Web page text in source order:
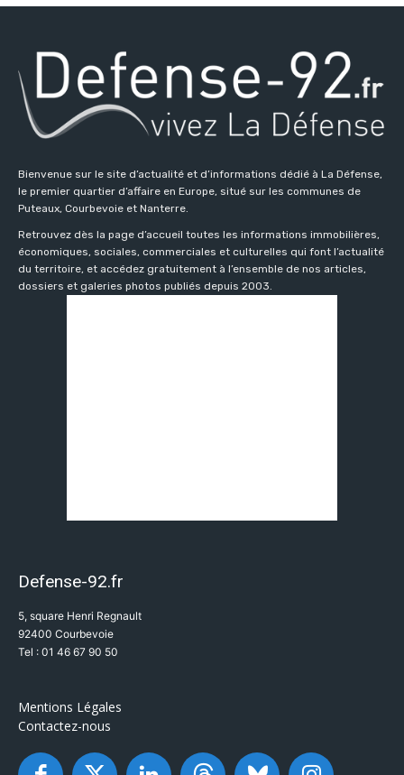
Bienvenue sur le site d’actualité et d’informations dédié à La Défense,
le premier quartier d’affaire en Europe, situé sur les communes de
Puteaux, Courbevoie et Nanterre.
Retrouvez dès la page d’accueil toutes les informations immobilières,
économiques, sociales, commerciales et culturelles qui font l’actualité
du territoire, et accédez gratuitement à l’ensemble de nos articles,
dossiers et galeries photos publiés depuis 2003.
Defense-92.fr
5, square Henri Regnault
92400 Courbevoie
Tel : 01 46 67 90 50
Mentions Légales
Contactez-nous